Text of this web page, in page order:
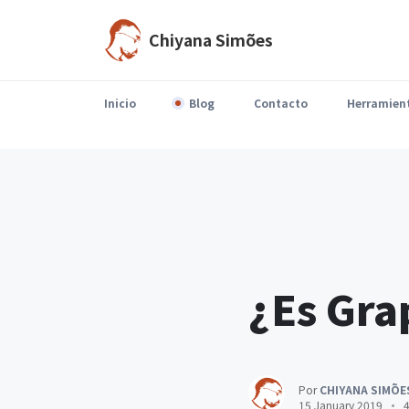
Chiyana Simões
Inicio Blog Contacto
¿Es
PorCHIYANA
15 January 2019